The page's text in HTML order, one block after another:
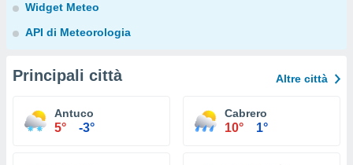
Widget Meteo
API di Meteorologia
Principali città Altre città
Antuco
5° -3°
Cabrero
10° 1°